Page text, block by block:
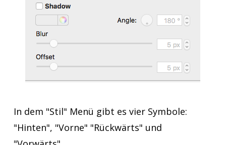
In dem "Stil" Menü gibt es vier Symbole:
"Hinten", "Vorne" "Rückwärts" und